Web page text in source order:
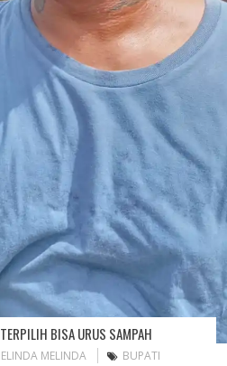
BISA URUS SAMPAH
MELINDA
BUPATI